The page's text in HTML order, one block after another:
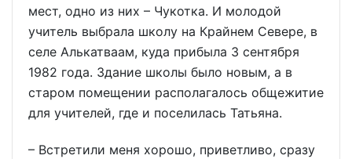
мест, одно из них – Чукотка. И молодой
учитель выбрала школу на Крайнем Севере, в
селе Алькатваам, куда прибыла 3 сентября
1982 года. Здание школы было новым, а в
старом помещении располагалось общежитие
для учителей, где и поселилась Татьяна.
– Встретили меня хорошо, приветливо, сразу